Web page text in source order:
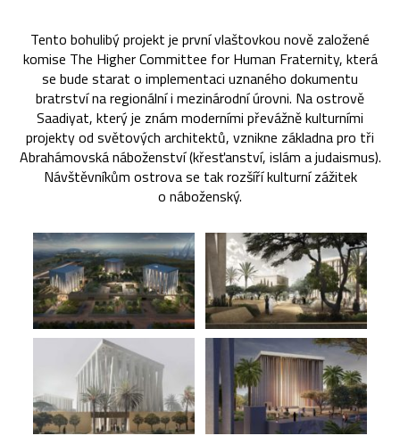
Tento bohulibý projekt je první vlaštovkou nově založené
komise The Higher Committee for Human Fraternity, která
se bude starat o implementaci uznaného dokumentu
bratrství na regionální i mezinárodní úrovni. Na ostrově
Saadiyat, který je znám moderními převážně kulturními
projekty od světových architektů, vznikne základna pro tři
Abrahámovská náboženství (křesťanství, islám a judaismus).
Návštěvníkům ostrova se tak rozšíří kulturní zážitek
o náboženský.